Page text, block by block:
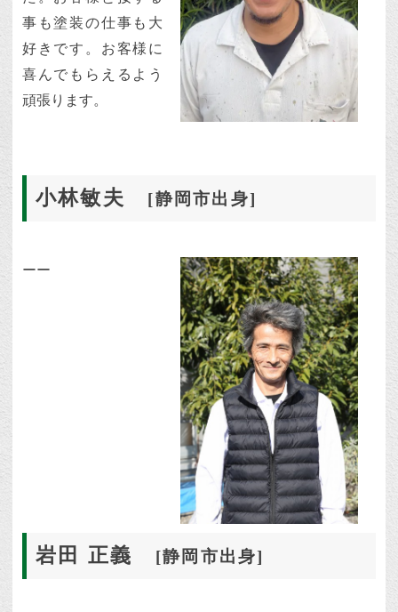
事も塗装の仕事も大
好きです。お客様に
喜んでもらえるよう
頑張ります。
小林敏夫 [静岡市出身]
ーー
岩田 正義 [静岡市出身]